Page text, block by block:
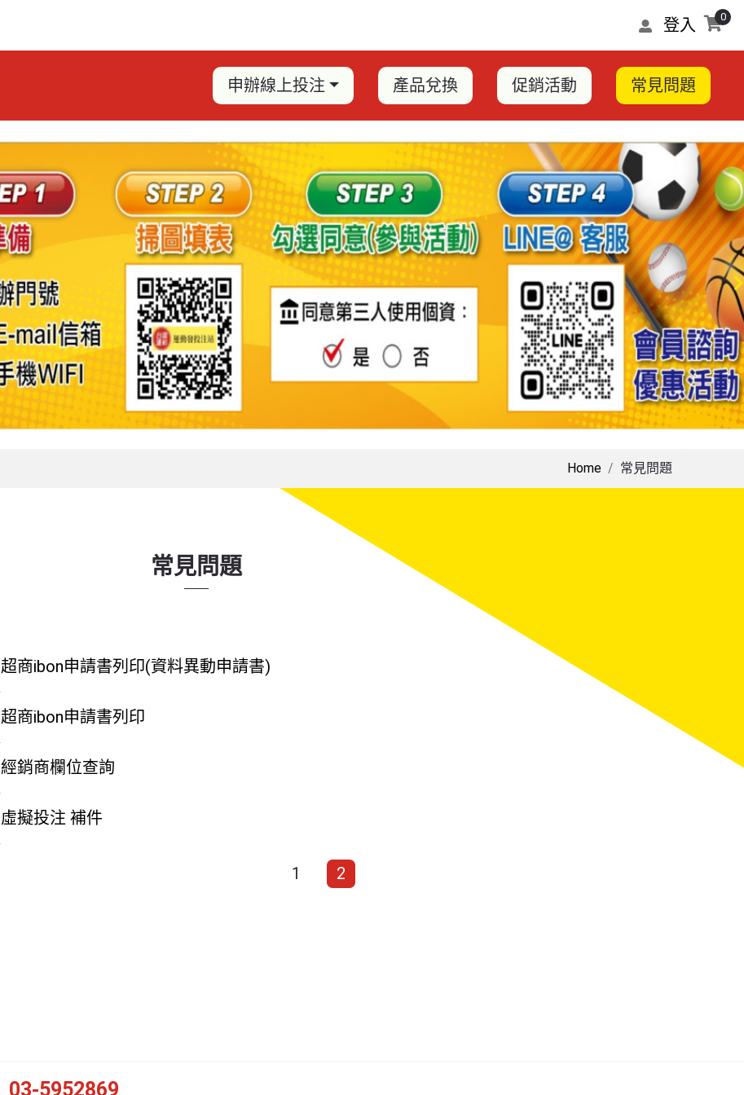
登入 0
申辦線上投注 產品兌換 促銷活動 常見問題
Home 常見問題
常見問題
超商ibon申請書列印(資料異動申請書)
超商ibon申請書列印
經銷商欄位查詢
虛擬投注 補件
1 2
03-5952869